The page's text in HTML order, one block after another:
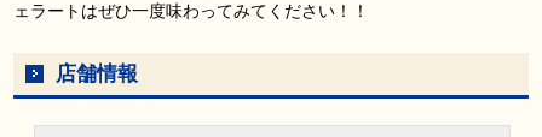
ェラートはぜひ一度味わってみてください！！
店舗情報